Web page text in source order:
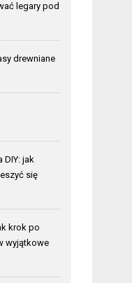
legary pod
drewniane
DIY: jak
się
krok po
wyjątkowe